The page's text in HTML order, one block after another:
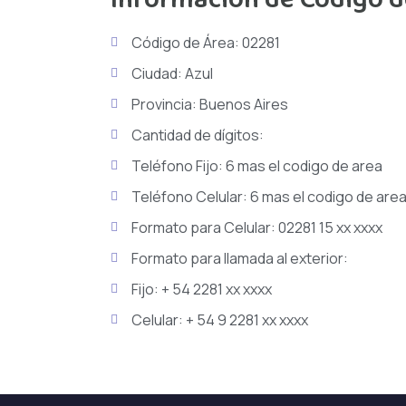
Código de Área: 02281
Ciudad: Azul
Provincia: Buenos Aires
Cantidad de dígitos:
Teléfono Fijo: 6 mas el codigo de area
Teléfono Celular: 6 mas el codigo de area
Formato para Celular: 02281 15 xx xxxx
Formato para llamada al exterior:
Fijo: + 54 2281 xx xxxx
Celular: + 54 9 2281 xx xxxx